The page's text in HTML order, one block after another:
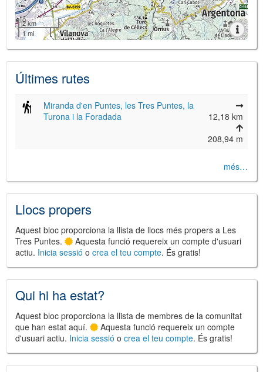
2 km
1 mi
©Institut Cartogràfic i Geològic de
Catalunya
CC BY-SH 4.0
Últimes rutes
Miranda d'en Puntes, les Tres Puntes, la
Turona i la Foradada
12,18 km
208,94 m
més…
Llocs propers
Aquest bloc proporciona la llista de llocs més propers a Les
Tres Puntes.
Aquesta funció requereix un compte d'usuari
actiu. Inicia sessió o crea el teu compte. És gratis!
Qui hi ha estat?
Aquest bloc proporciona la llista de membres de la comunitat
que han estat aquí.
Aquesta funció requereix un compte
d'usuari actiu. Inicia sessió o crea el teu compte. És gratis!